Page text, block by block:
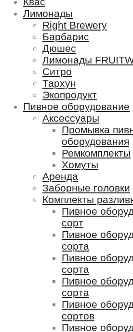
Лимонады
Right Brewery
Барбарис
Дюшес
Лимонады
Ситро
Тархун
Экопродукт
Пивное оборудование
Аксессуары
Промывка
оборудования
Ремкомплекты
Хомуты
Аренда
Заборные головки
Комплекты
Пивное
сорт
Пивное
сорта
Пивное
сорта
Пивное
сорта
Пивное
сортов
Пивное